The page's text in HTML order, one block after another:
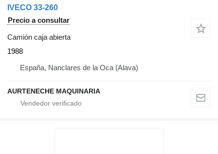
IVECO 33-260
Precio a consultar
Camión caja abierta
1988
España, Nanclares de la Oca (Alava)
AURTENECHE MAQUINARIA